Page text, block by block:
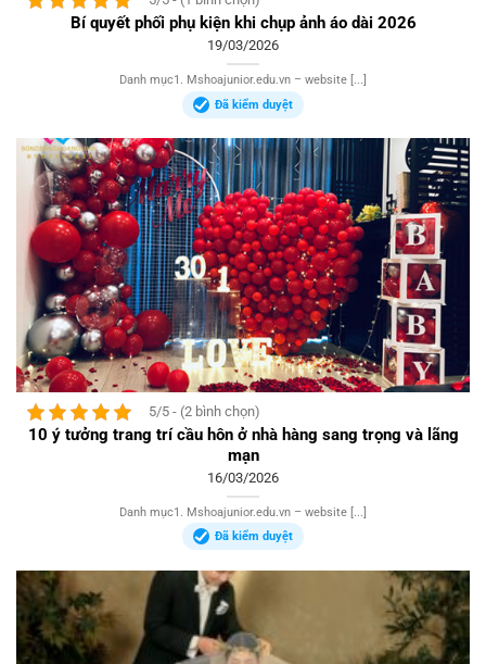
Bí quyết phối phụ kiện khi chụp ảnh áo dài 2026
19/03/2026
Danh mục1. Mshoajunior.edu.vn – website [...]
Đã kiểm duyệt
5/5 - (2 bình chọn)
10 ý tưởng trang trí cầu hôn ở nhà hàng sang trọng và lãng
mạn
16/03/2026
Danh mục1. Mshoajunior.edu.vn – website [...]
Đã kiểm duyệt